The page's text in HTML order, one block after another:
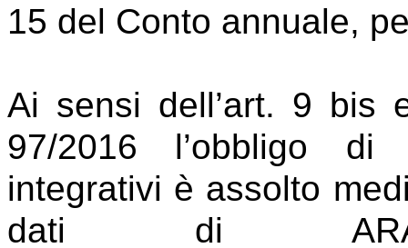
15 del Conto annuale,
Ai sensi dell’art. 9
97/2016 l’obbligo di
integrativi è assolto
dati di